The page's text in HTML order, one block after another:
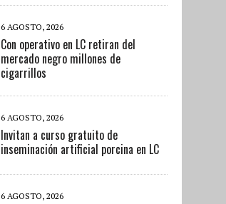
6 AGOSTO, 2026
Con operativo en LC retiran del
mercado negro millones de
cigarrillos
6 AGOSTO, 2026
Invitan a curso gratuito de
inseminación artificial porcina en LC
6 AGOSTO, 2026